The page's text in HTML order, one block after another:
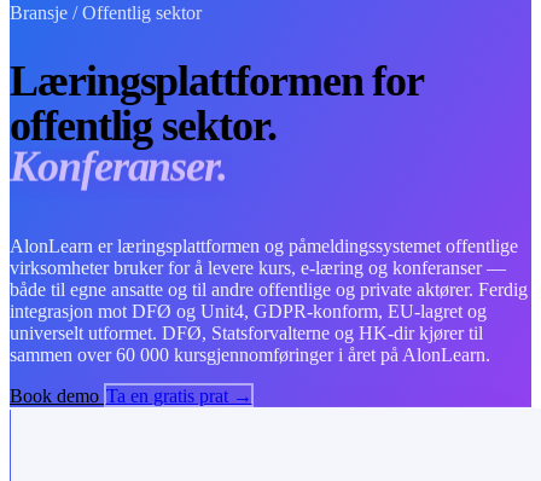
Bransje / Offentlig sektor
Læringsplattformen for
offentlig sektor.
Opplæring.
AlonLearn er læringsplattformen og påmeldingssystemet offentlige
virksomheter bruker for å levere kurs, e-læring og konferanser —
både til egne ansatte og til andre offentlige og private aktører. Ferdig
integrasjon mot DFØ og Unit4, GDPR-konform, EU-lagret og
universelt utformet. DFØ, Statsforvalterne og HK-dir kjører til
sammen over 60 000 kursgjennomføringer i året på AlonLearn.
Book demo Ta en gratis prat →